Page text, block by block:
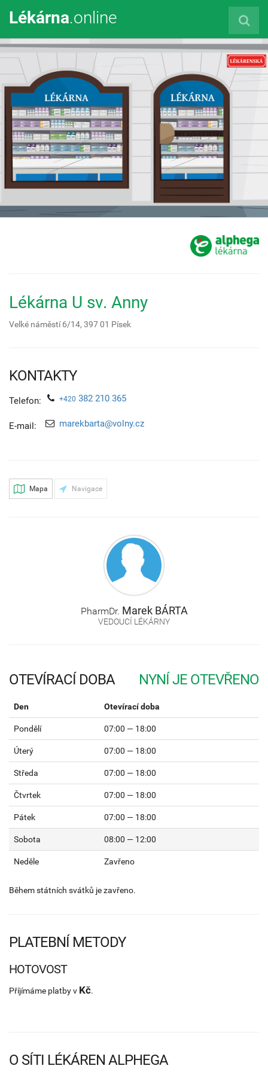
Lékárna.online
Lékárna U sv. Anny
Velké náměstí 6/14, 397 01 Písek
KONTAKTY
Telefon: +420 382 210 365
E-mail: marekbarta@volny.cz
Mapa Navigace
PharmDr. Marek BÁRTA
VEDOUCÍ LÉKÁRNY
OTEVÍRACÍ DOBA
Den Otevírací doba
Pondělí 07:00 — 18:00
Úterý 07:00 — 18:00
Středa 07:00 — 18:00
Čtvrtek 07:00 — 18:00
Pátek 07:00 — 18:00
Sobota 08:00 — 12:00
Neděle Zavřeno
Během státních svátků je zavřeno.
PLATEBNÍ METODY
HOTOVOST
Příjímáme platby v Kč.
O SÍTI LÉKÁREN ALPHEGA